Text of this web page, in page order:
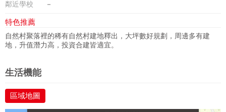
鄰近學校
－
特色推薦
自然村聚落裡的稀有自然村建地釋出，大坪數好規劃，周邊多有建
地，升值潛力高，投資合建皆適宜。
生活機能
區域地圖